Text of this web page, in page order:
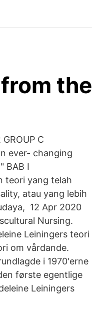
the
C
ever- changing
BAB I
teori yang telah
atau yang lebih
12 Apr 2020
Nursing.
Leiningers teori
om vårdande.
i 1970'erne
første egentlige
Leiningers